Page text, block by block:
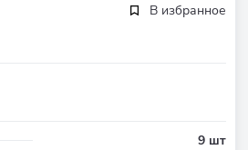
В избранное
9 шт